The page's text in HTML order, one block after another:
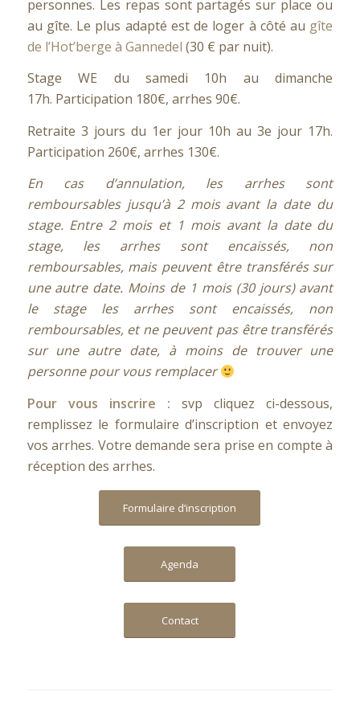
personnes. Les repas sont partagés sur place ou
au gîte. Le plus adapté est de loger à côté au gîte
de l’Hot’berge à Gannedel (30 € par nuit).
Stage WE du samedi 10h au dimanche
17h. Participation 180€, arrhes 90€.
Retraite 3 jours du 1er jour 10h au 3e jour 17h.
Participation 260€, arrhes 130€.
En cas d’annulation, les arrhes sont
remboursables jusqu’à 2 mois avant la date du
stage. Entre 2 mois et 1 mois avant la date du
stage, les arrhes sont encaissés, non
remboursables, mais peuvent être transférés sur
une autre date. Moins de 1 mois (30 jours) avant
le stage les arrhes sont encaissés, non
remboursables, et ne peuvent pas être transférés
sur une autre date, à moins de trouver une
personne pour vous remplacer
Pour vous inscrire :svp cliquez ci-dessous,
remplissez le formulaire d’inscription et envoyez
vos arrhes. Votre demande sera prise en compte à
réception des arrhes.
Formulaire d’inscription
Agenda
Contact